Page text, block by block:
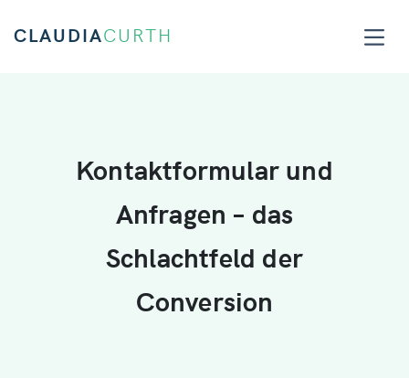
CLAUDIACURTH
Kontaktformular und
Anfragen – das
Schlachtfeld der
Conversion